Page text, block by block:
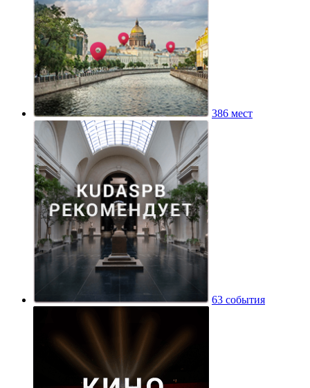
386 мест
63 события